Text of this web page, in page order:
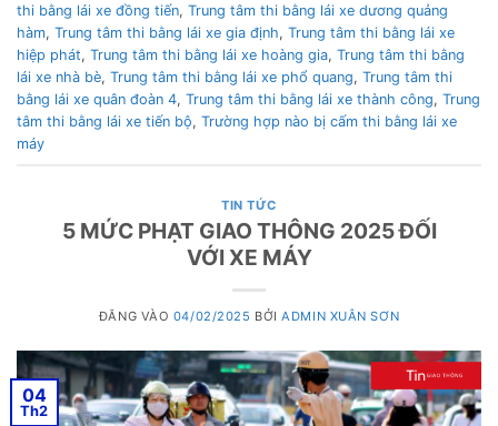
thi bằng lái xe đồng tiến, Trung tâm thi bằng lái xe dương quảng
hàm, Trung tâm thi bằng lái xe gia định, Trung tâm thi bằng lái xe
hiệp phát, Trung tâm thi bằng lái xe hoàng gia, Trung tâm thi bằng
lái xe nhà bè, Trung tâm thi bằng lái xe phổ quang, Trung tâm thi
bằng lái xe quân đoàn 4, Trung tâm thi bằng lái xe thành công, Trung
tâm thi bằng lái xe tiến bộ, Trường hợp nào bị cấm thi bằng lái xe
máy
TIN TỨC
5 MỨC PHẠT GIAO THÔNG 2025 ĐỐI
VỚI XE MÁY
ĐĂNG VÀO 04/02/2025 BỞIADMIN XUÂN SƠN
04
Th2